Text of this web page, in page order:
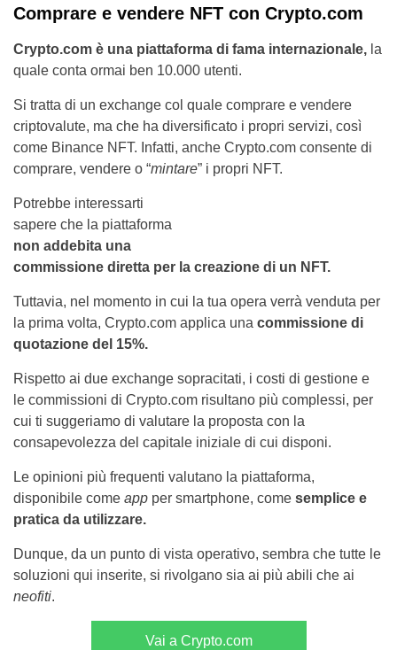
Comprare e vendere NFT con Crypto.com
Crypto.com è una piattaforma di fama internazionale, la
quale conta ormai ben 10.000 utenti.
Si tratta di un exchange col quale comprare e vendere
criptovalute, ma che ha diversificato i propri servizi, così
come Binance NFT. Infatti, anche Crypto.com consente di
comprare, vendere o “mintare” i propri NFT.
Potrebbe interessarti
sapere che la piattaforma
non addebita una
commissione diretta per la creazione di un NFT.
Tuttavia, nel momento in cui la tua opera verrà venduta per
la prima volta, Crypto.com applica una commissione di
quotazione del 15%.
Rispetto ai due exchange sopracitati, i costi di gestione e
le commissioni di Crypto.com risultano più complessi, per
cui ti suggeriamo di valutare la proposta con la
consapevolezza del capitale iniziale di cui disponi.
Le opinioni più frequenti valutano la piattaforma,
disponibile come app per smartphone, come semplice e
pratica da utilizzare.
Dunque, da un punto di vista operativo, sembra che tutte le
soluzioni qui inserite, si rivolgano sia ai più abili che ai
neofiti.
Vai a Crypto.com